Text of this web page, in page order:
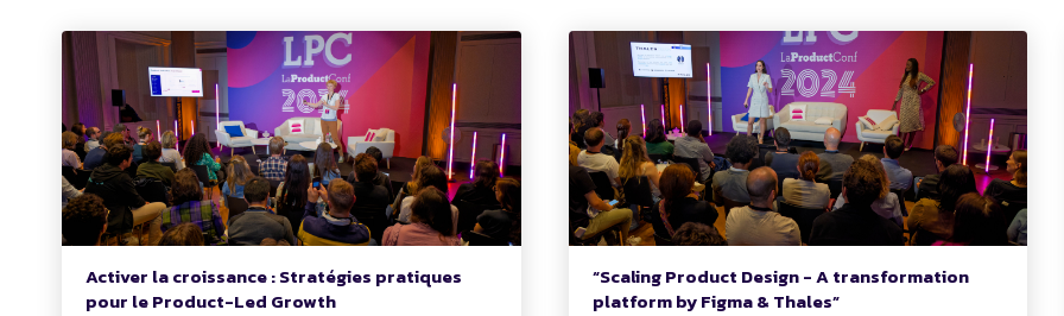
Activer la croissance : Stratégies pratiques
pour le Product-Led Growth
“Scaling Product Design - A transformation
platform by Figma & Thales”